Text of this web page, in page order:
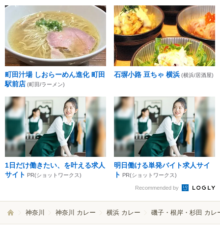
町田汁場 しおらーめん進化 町田
駅前店 (町田/ラーメン)
石塀小路 豆ちゃ 横浜 (横浜/居酒屋)
1日だけ働きたい、を叶える求人
サイト PR(ショットワークス)
明日働ける単発バイト求人サイ
ト PR(ショットワークス)
Recommended by
神奈川 神奈川 カレー 横浜 カレー 磯子・根岸・杉田 カレ